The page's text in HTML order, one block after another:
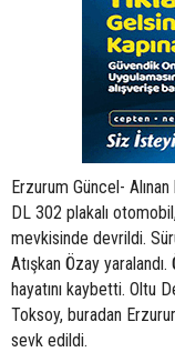
Erzurum Güncel-
DL 302 plakalı
mevkisinde devrildi.
Atışkan Özay
hayatını kaybetti. Oltu
Toksoy, buradan
sevk edildi.